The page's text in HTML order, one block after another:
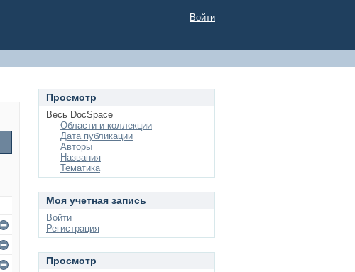
Войти
Просмотр
Весь DocSpace
Области и коллекции
Дата публикации
Авторы
Названия
Тематика
Моя учетная запись
Войти
Регистрация
Просмотр